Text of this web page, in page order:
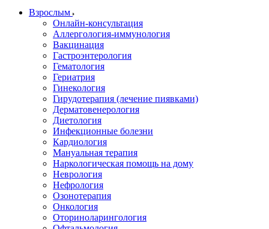
Взрослым
Онлайн-консультация
Аллергология-иммунология
Вакцинация
Гастроэнтерология
Гематология
Гериатрия
Гинекология
Гирудотерапия (лечение пиявками)
Дерматовенерология
Диетология
Инфекционные болезни
Кардиология
Мануальная терапия
Наркологическая помощь на дому
Неврология
Нефрология
Озонотерапия
Онкология
Оториноларингология